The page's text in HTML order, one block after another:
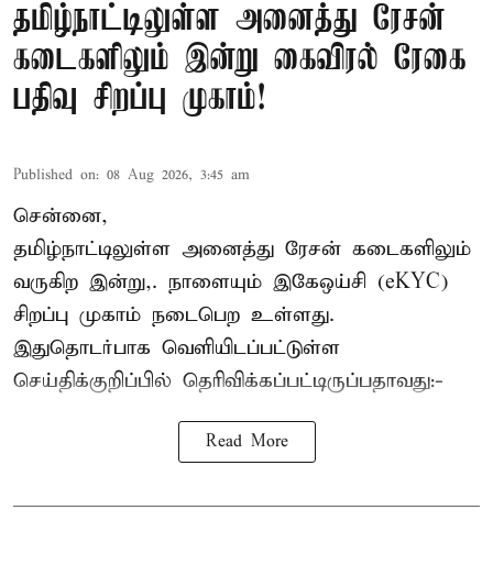
தமிழ்நாட்டிலுள்ள அனைத்து ரேசன்
கடைகளிலும் இன்று கைவிரல் ரேகை
பதிவு சிறப்பு முகாம்!
Published on: 08 Aug 2026, 3:45 am
சென்னை,
தமிழ்நாட்டிலுள்ள அனைத்து ரேசன் கடைகளிலும்
வருகிற இன்று,. நாளையும் இகேஒய்சி (eKYC)
சிறப்பு முகாம் நடைபெற உள்ளது.
இதுதொடர்பாக வெளியிடப்பட்டுள்ள
செய்திக்குறிப்பில் தெரிவிக்கப்பட்டிருப்பதாவது:-
Read More